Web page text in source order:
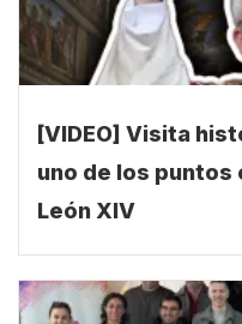
[VIDEO] Visita
uno de los puntos
León XIV